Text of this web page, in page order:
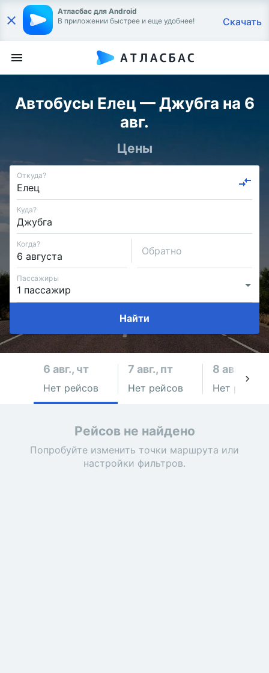
Атласбас для Android
В приложении быстрее и еще удобнее!
Скачать
Автобусы Елец — Джубга на 6
авг.
Цены
Откуда?
Куда?
Когда?
Обратно
Пассажиры
Найти
6 авг., чт
Нет рейсов
7 авг., пт
Нет рейсов
8 авг., сб
Нет рейсов
Рейсов не найдено
Попробуйте изменить точки маршрута или
настройки фильтров.